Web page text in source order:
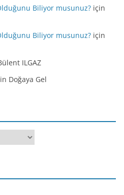
Biliyor musunuz? için
Biliyor musunuz? için
ILGAZ
Doğaya Gel